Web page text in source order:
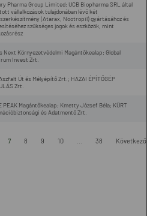
Pharma Group Limited; UCB Biopharma SRL által
vállalkozások tulajdonában lévő két
(Atarax, Nootropil) gyártásához és
szükséges jogok és eszközök, mint
Next Környezetvédelmi Magántőkealap; Global
Invest Zrt.
Út és Mélyépítő Zrt.; HAZAI ÉPÍTŐGÉP
Zrt.
PEAK Magántőkealap; Kmetty József Béla; KÜRT
és Adatmentő Zrt.
7 8 9 10 38 Következő